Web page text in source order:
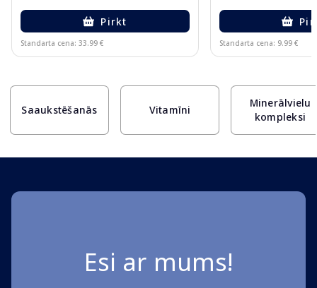
Pirkt
Standarta cena: 33.99 € Standarta cena: 9.99 €
Saaukstēšanās Vitamīni
Minerālvielu
kompleksi
Esi ar mums!